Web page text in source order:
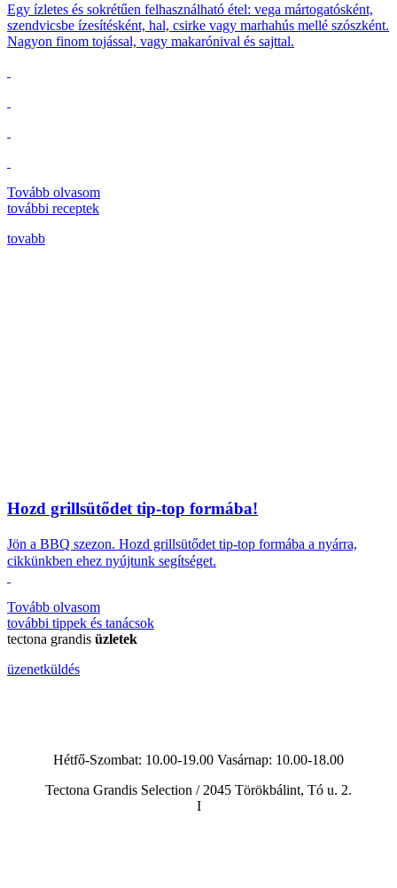
Egy ízletes és sokrétűen felhasználható étel: vega mártogatósként,
szendvicsbe ízesítésként, hal, csirke vagy marhahús mellé szószként.
Nagyon finom tojással, vagy makarónival és sajttal.
Tovább olvasom
további receptek
tovabb
Hozd grillsütődet tip-top formába!
Jön a BBQ szezon. Hozd grillsütődet tip-top formába a nyárra,
cikkünkben ehez nyújtunk segítséget.
Tovább olvasom
további tippek és tanácsok
tectona grandis üzletek
üzenetküldés
Hétfő-Szombat: 10.00-19.00 Vasárnap: 10.00-18.00
Tectona Grandis Selection / 2045 Törökbálint, Tó u. 2.
I